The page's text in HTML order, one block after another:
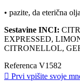
• pazite, da eterična
Sestavine INCI:
EXPRESSED,
CITRONELLOL,
Referenca V1582
 Prvi vpišite svoje